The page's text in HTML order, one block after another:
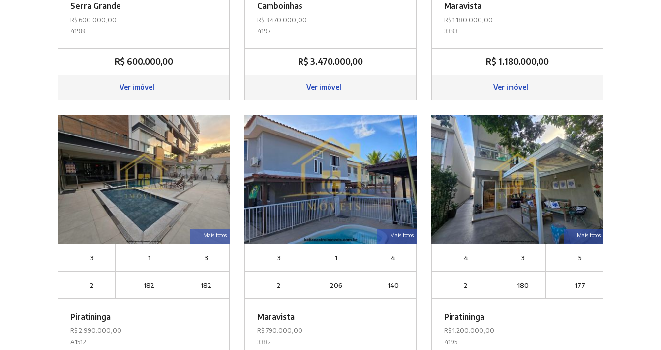
Serra Grande
R$ 600.000,00
4198
R$ 600.000,00
Ver imóvel
Camboinhas
R$ 3.470.000,00
4197
R$ 3.470.000,00
Ver imóvel
Maravista
R$ 1.180.000,00
3383
R$ 1.180.000,00
Ver imóvel
Mais fotos
3 1 3
2 182 182
Piratininga
R$ 2.990.000,00
A1512
Mais fotos
3 1 4
2 206 140
Maravista
R$ 790.000,00
3382
Mais fotos
4 3 5
2 180 177
Piratininga
R$ 1.200.000,00
4195